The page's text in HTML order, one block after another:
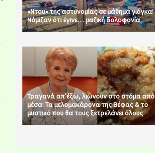
«Ντου» της αστυνομίας σε μάθημα γιόγκα!
Νόμιζαν ότι έγινε… μαζική δολοφονία
Τραγανά απ’έξω, λιώνουν στο στόμα από
μέσα: Τα μελομακάρονα της Βέφας & το
μυστικό που θα τους ξετρελάνει όλους